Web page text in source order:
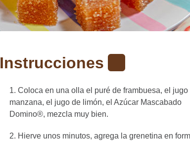
Instrucciones
Coloca en una olla el puré de frambuesa, el jugo
manzana, el jugo de limón, el Azúcar Mascabado
Domino®, mezcla muy bien.
Hierve unos minutos, agrega la grenetina en